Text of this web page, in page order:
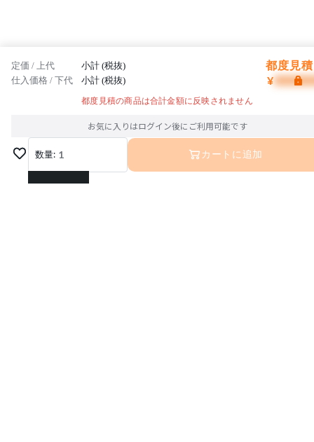
定価 / 上代 小計 (税抜) 都度見
仕入価格 / 下代 小計 (税抜) ¥
都度見積の商品は合計金額に反映されません
お気に入りはログイン後にご利用可能です
数量: 1
1
カートに追加